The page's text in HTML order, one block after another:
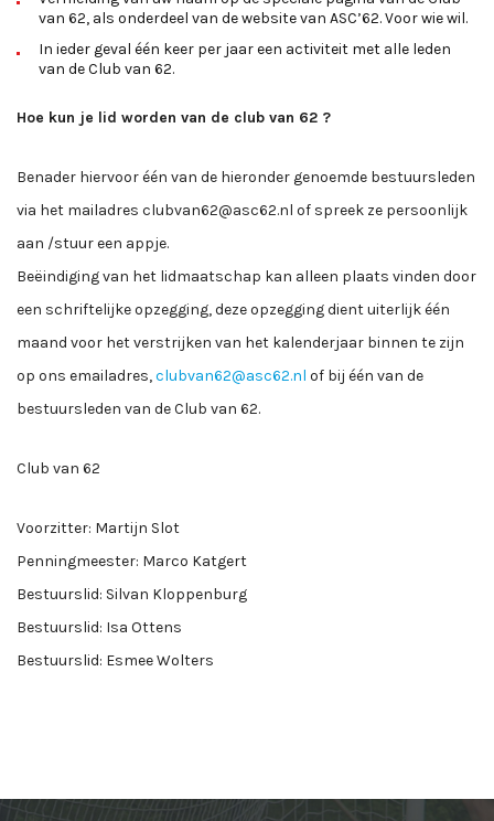
van 62, als onderdeel van de website van ASC’62. Voor wie wil.
In ieder geval één keer per jaar een activiteit met alle leden
van de Club van 62.
Hoe kun je lid worden van de club van 62 ?
Benader hiervoor één van de hieronder genoemde bestuursleden
via het mailadres clubvan62@asc62.nl of spreek ze persoonlijk
aan /stuur een appje.
Beëindiging van het lidmaatschap kan alleen plaats vinden door
een schriftelijke opzegging, deze opzegging dient uiterlijk één
maand voor het verstrijken van het kalenderjaar binnen te zijn
op ons emailadres,clubvan62@asc62.nl of bij één van de
bestuursleden van de Club van 62.
Club van 62
Voorzitter: Martijn Slot
Penningmeester: Marco Katgert
Bestuurslid: Silvan Kloppenburg
Bestuurslid: Isa Ottens
Bestuurslid: Esmee Wolters